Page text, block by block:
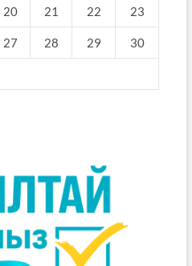
20 21 22 23
27 28 29 30